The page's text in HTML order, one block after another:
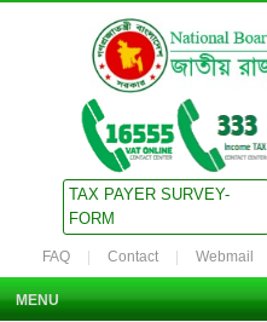
TAX PAYER SURVEY-
FORM
FAQ Contact Webmail
MENU